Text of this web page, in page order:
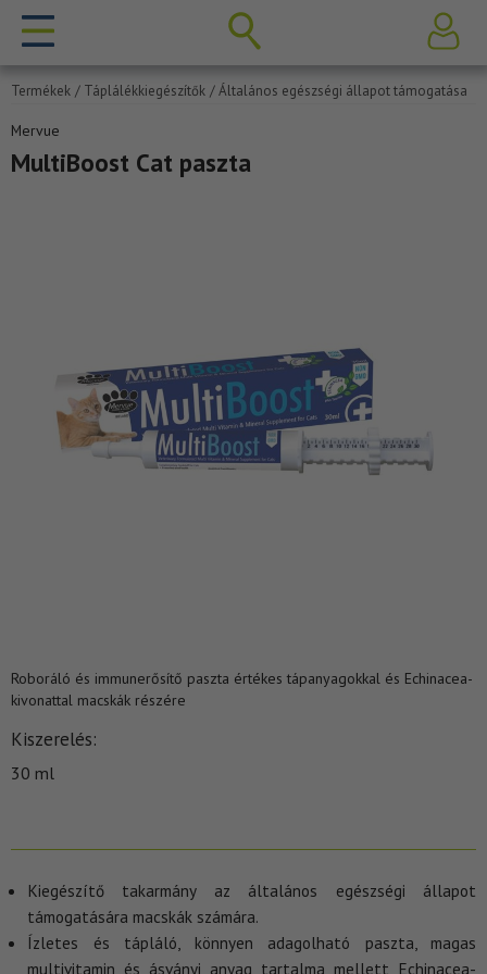
Termékek / Táplálékkiegészítők / Általános egészségi állapot támogatása
Mervue
MultiBoost Cat paszta
Roboráló és immunerősítő paszta értékes tápanyagokkal és Echinacea-
kivonattal macskák részére
Kiszerelés
30 ml
Kiegészítő takarmány az általános egészségi állapot
támogatására macskák számára.
Ízletes és tápláló, könnyen adagolható paszta, magas
multivitamin és ásványi anyag tartalma mellett Echinacea-